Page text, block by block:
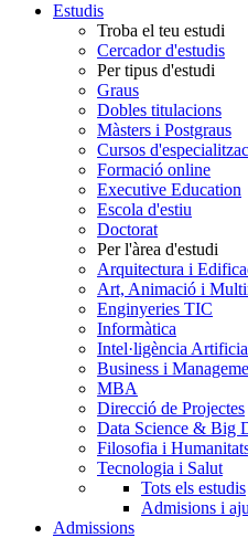
Estudis
Troba el teu estudi
Cercador d'estudis
Per tipus d'estudi
Graus
Dobles titulacions
Màsters i Postgraus
Cursos
Formació online
Executive Education
Escola d'estiu
Doctorat
Per l'àrea d'estudi
Arquitectura i
Art, Animació i
Enginyeries TIC
Informàtica
Intel·ligència
Business i
MBA
Direcció de Projectes
Data Science & Big
Filosofia i
Tecnologia i Salut
Tots els estudis
Admisions i
Admissions